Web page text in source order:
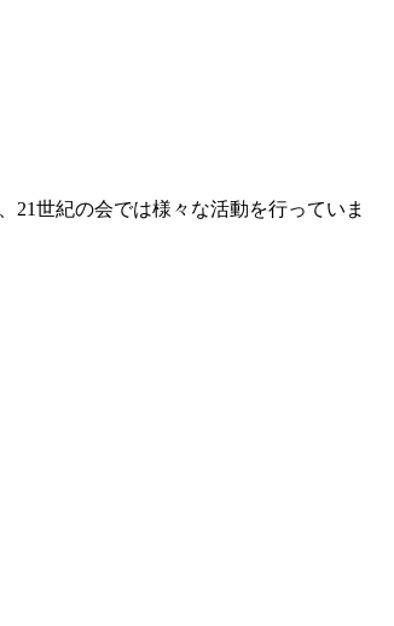
世紀の会では様々な活動を行っていま